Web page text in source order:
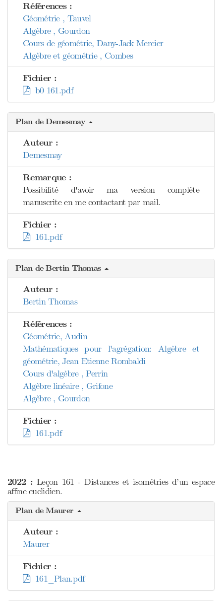
Références :
Géométrie , Tauvel
Algèbre , Gourdon
Cours de géométrie, Dany-Jack Mercier
Algèbre et géométrie , Combes
Fichier :
b0 161.pdf
Plan de Demesmay
Auteur :
Demesmay
Remarque :
Possibilité d'avoir ma version complète
manuscrite en me contactant par mail.
Fichier :
161.pdf
Plan de Bertin Thomas
Auteur :
Bertin Thomas
Références :
Géométrie, Audin
Mathématiques pour l'agrégation: Algèbre et
géométrie, Jean Etienne Rombaldi
Cours d'algèbre , Perrin
Algèbre linéaire , Grifone
Algèbre , Gourdon
Fichier :
161.pdf
2022 : Leçon 161 - Distances et isométries d’un espace
affine euclidien.
Plan de Maurer
Auteur :
Maurer
Fichier :
161_Plan.pdf